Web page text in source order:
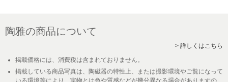
陶雅の商品について
> 詳しくはこちら
掲載価格には、消費税は含まれておりません。
掲載している商品写真は、陶磁器の特性上、または撮影環境やご覧になって